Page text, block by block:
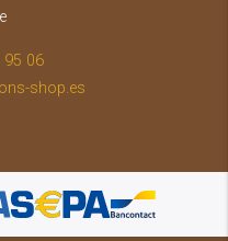
95 06
shop.es